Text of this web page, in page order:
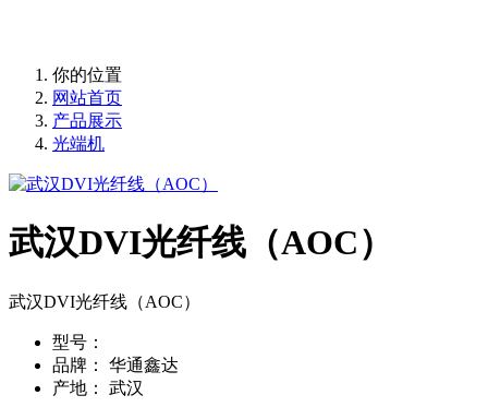
你的位置
网站首页
产品展示
光端机
武汉DVI光纤线（AOC）
武汉DVI光纤线（AOC）
型号：
品牌：
华通鑫达
产地：
武汉